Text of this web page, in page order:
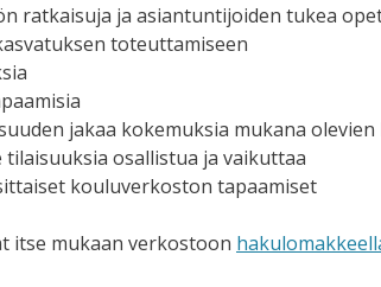
ratkaisuja ja asiantuntijoiden tukea
toteuttamiseen
jakaa kokemuksia mukana
tilaisuuksia osallistua ja vaikuttaa
kouluverkoston tapaamiset
itse mukaan verkostoon